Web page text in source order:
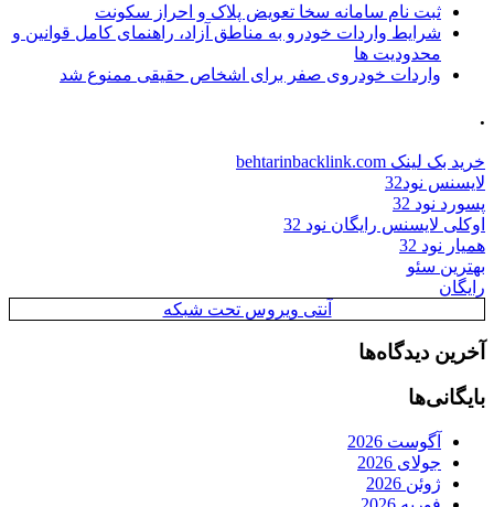
ثبت نام سامانه سخا تعویض پلاک و احراز سکونت
شرایط واردات خودرو به مناطق آزاد، راهنمای کامل قوانین و
محدودیت ها
واردات خودروی صفر برای اشخاص حقیقی ممنوع شد
.
خرید بک لینک behtarinbacklink.com
لایسنس نود32
پسورد نود 32
اوکلی لایسنس رایگان نود 32
همیار نود 32
بهترین سئو
رایگان
آنتی ویروس تحت شبکه
آخرین دیدگاه‌ها
بایگانی‌ها
آگوست 2026
جولای 2026
ژوئن 2026